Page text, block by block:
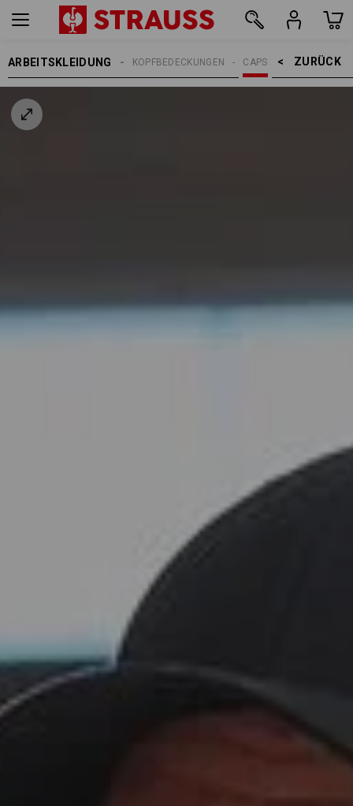
ARBEITSKLEIDUNG ZURÜCK    >
CAPS
KOPFBEDECKUNGEN
ACCESSOIRES